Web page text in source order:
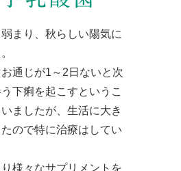
まり、秋らしい陽気に
通じが1～2日ないと次
下痢を起こすというこ
ましたが、生活に大き
ので特に治療はしてい
様々なサプリメントを